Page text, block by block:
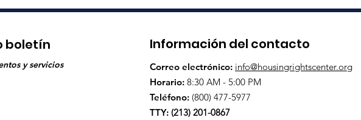
boletín
y servicios
Información del contacto
Correo electrónico: info@housingrightscenter.org
Horario: 8:30 AM - 5:00 PM
Teléfono: (800) 477-5977
TTY: (213) 201-0867